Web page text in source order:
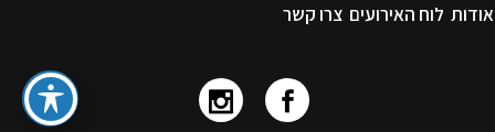
אודות לוח האירועים צרו קשר